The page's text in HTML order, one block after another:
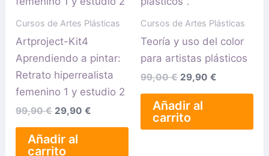
Cursos de Artes Plásticas
Artproject-Kit4
Aprendiendo a pintar:
Retrato hiperrealista
femenino 1 y estudio 2
99,90€ 29,90€
Añadir al
carrito
Cursos de Artes Plásticas
Teoría y uso del color
para artistas plásticos
99,00€ 29,90 €
Añadir al
carrito